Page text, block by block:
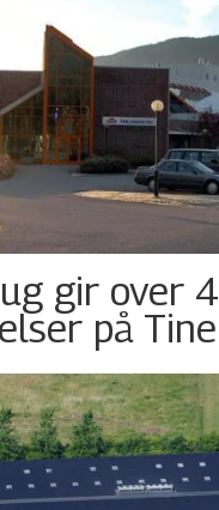
gir over
på